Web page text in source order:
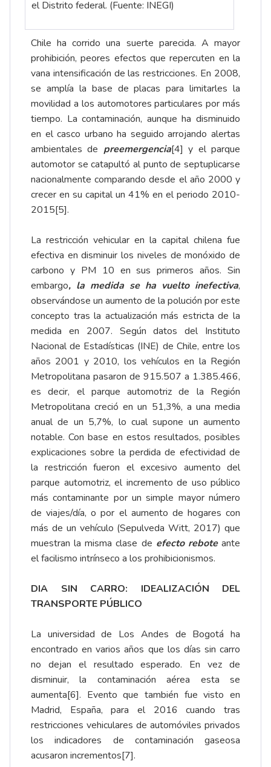
el Distrito federal. (Fuente: INEGI)
Chile ha corrido una suerte parecida. A mayor
prohibición, peores efectos que repercuten en la
vana intensificación de las restricciones. En 2008,
se amplía la base de placas para limitarles la
movilidad a los automotores particulares por más
tiempo. La contaminación, aunque ha disminuido
en el casco urbano ha seguido arrojando alertas
ambientales de preemergencia[4] y el parque
automotor se catapultó al punto de septuplicarse
nacionalmente comparando desde el año 2000 y
crecer en su capital un 41% en el periodo 2010-
2015[5].
La restricción vehicular en la capital chilena fue
efectiva en disminuir los niveles de monóxido de
carbono y PM 10 en sus primeros años. Sin
embargo, la medida se ha vuelto inefectiva,
observándose un aumento de la polución por este
concepto tras la actualización más estricta de la
medida en 2007. Según datos del Instituto
Nacional de Estadísticas (INE) de Chile, entre los
años 2001 y 2010, los vehículos en la Región
Metropolitana pasaron de 915.507 a 1.385.466,
es decir, el parque automotriz de la Región
Metropolitana creció en un 51,3%, a una media
anual de un 5,7%, lo cual supone un aumento
notable. Con base en estos resultados, posibles
explicaciones sobre la perdida de efectividad de
la restricción fueron el excesivo aumento del
parque automotriz, el incremento de uso público
más contaminante por un simple mayor número
de viajes/día, o por el aumento de hogares con
más de un vehículo (Sepulveda Witt, 2017) que
muestran la misma clase de efecto reboteante
el facilismo intrínseco a los prohibicionismos.
DIA SIN CARRO: IDEALIZACIÓN DEL
TRANSPORTE PÚBLICO
La universidad de Los Andes de Bogotá ha
encontrado en varios años que los días sin carro
no dejan el resultado esperado. En vez de
disminuir, la contaminación aérea esta se
aumenta[6]. Evento que también fue visto en
Madrid, España, para el 2016 cuando tras
restricciones vehiculares de automóviles privados
los indicadores de contaminación gaseosa
acusaron incrementos[7].